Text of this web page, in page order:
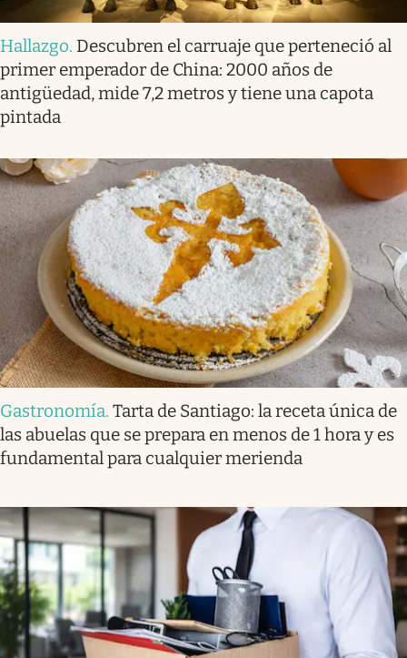
Hallazgo. Descubren el carruaje que perteneció al
primer emperador de China: 2000 años de
antigüedad, mide 7,2 metros y tiene una capota
pintada
Gastronomía. Tarta de Santiago: la receta única de
las abuelas que se prepara en menos de 1 hora y es
fundamental para cualquier merienda